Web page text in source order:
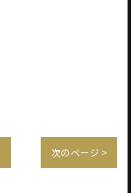
次のページ >